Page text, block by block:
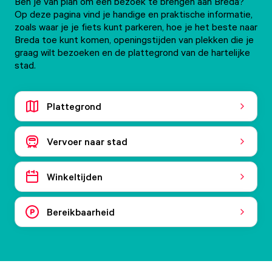
Op deze pagina vind je handige en praktische informatie,
zoals waar je je fiets kunt parkeren, hoe je het beste naar
Breda toe kunt komen, openingstijden van plekken die je
graag wilt bezoeken en de plattegrond van de hartelijke
stad.
Plattegrond
Vervoer naar stad
Winkeltijden
Bereikbaarheid